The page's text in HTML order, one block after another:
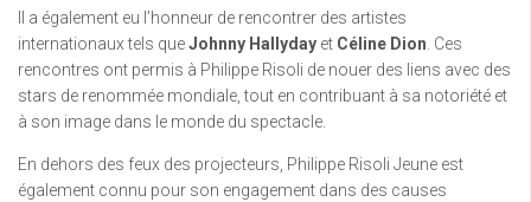
Il a également eu l’honneur de rencontrer des artistes
internationaux tels queJohnny Hallyday et Céline Dion . Ces
rencontres ont permis à Philippe Risoli de nouer des liens avec des
stars de renommée mondiale, tout en contribuant à sa notoriété et
à son image dans le monde du spectacle.
En dehors des feux des projecteurs, Philippe Risoli Jeune est
également connu pour son engagement dans des causes